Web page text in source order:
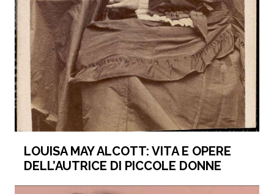
LOUISA MAY ALCOTT: VITA E OPERE
DELL’AUTRICE DI PICCOLE DONNE